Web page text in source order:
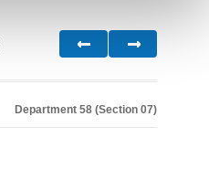
Department 58 (Section 07)